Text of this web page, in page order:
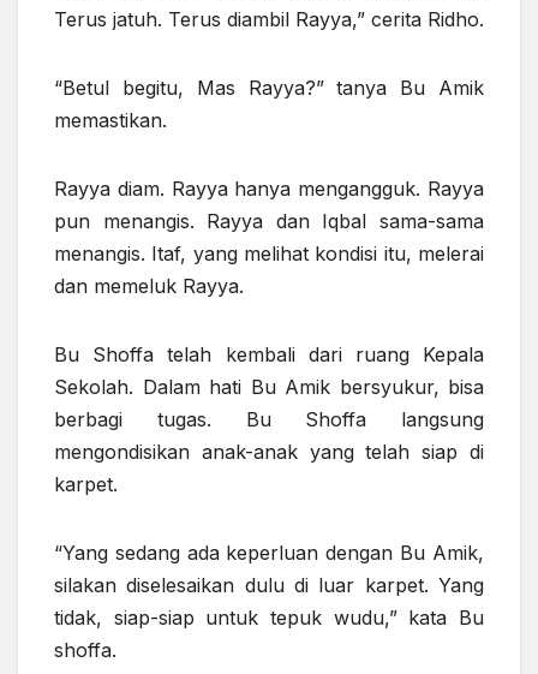
Terus jatuh. Terus diambil Rayya,” cerita Ridho.
“Betul begitu, Mas Rayya?” tanya Bu Amik
memastikan.
Rayya diam. Rayya hanya mengangguk. Rayya
pun menangis. Rayya dan Iqbal sama-sama
menangis. Itaf, yang melihat kondisi itu, melerai
dan memeluk Rayya.
Bu Shoffa telah kembali dari ruang Kepala
Sekolah. Dalam hati Bu Amik bersyukur, bisa
berbagi tugas. Bu Shoffa langsung
mengondisikan anak-anak yang telah siap di
karpet.
“Yang sedang ada keperluan dengan Bu Amik,
silakan diselesaikan dulu di luar karpet. Yang
tidak, siap-siap untuk tepuk wudu,” kata Bu
shoffa.